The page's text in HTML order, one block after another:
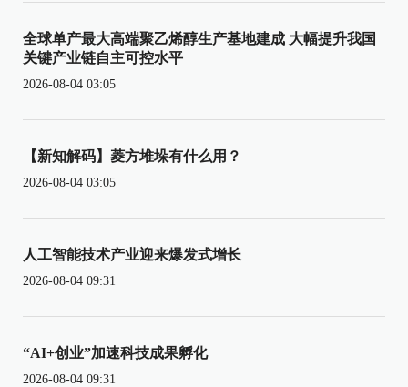
全球单产最大高端聚乙烯醇生产基地建成 大幅提升我国
关键产业链自主可控水平
2026-08-04 03:05
【新知解码】菱方堆垛有什么用？
2026-08-04 03:05
人工智能技术产业迎来爆发式增长
2026-08-04 09:31
“AI+创业”加速科技成果孵化
2026-08-04 09:31